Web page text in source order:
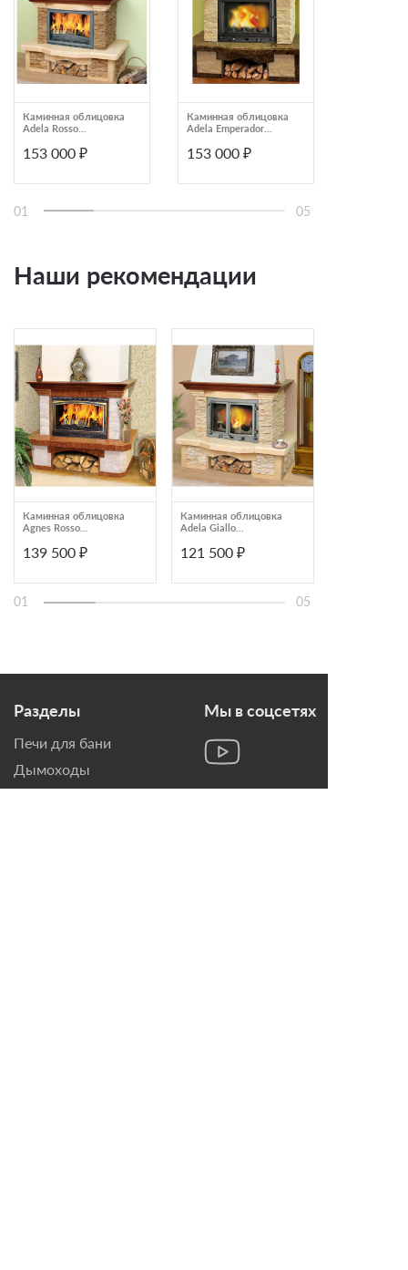
Каминная облицовка
Adela Rosso
пристенный
153 000 ₽
Каминная облицовка
Adela Emperador
пристенный
153 000 ₽
01 05
Наши рекомендации
Каминная облицовка
Agnes Rosso
пристенный
139 500 ₽
Каминная облицовка
Adela Giallo
пристенный
121 500 ₽
01 05
Разделы
Печи для бани
Дымоходы
Мы в соцсетях